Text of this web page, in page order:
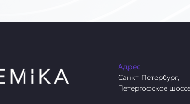
Адрес
Санкт-Петербург,
Петергофское